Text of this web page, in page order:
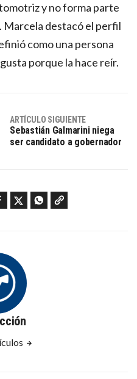
y no forma parte
Marcela destacó el perfil
como una persona
porque la hace reír.
ARTÍCULO SIGUIENTE
Sebastián Galmarini niega
ser candidato a gobernador
Twitter WhatsApp Copy link